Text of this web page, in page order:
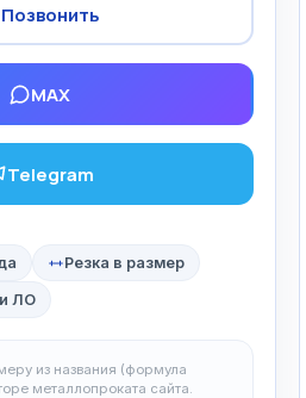
Позвонить
MAX
Telegram
Резка в размер
ЛО
из названия (формула
металлопроката сайта.